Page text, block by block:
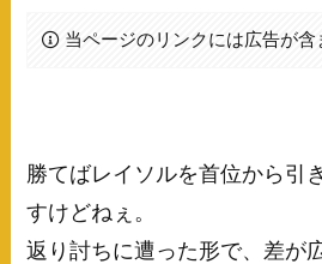
当ページのリンクには広告が含
勝てばレイソルを首位から引
すけどねぇ。
返り討ちに遭った形で、差が